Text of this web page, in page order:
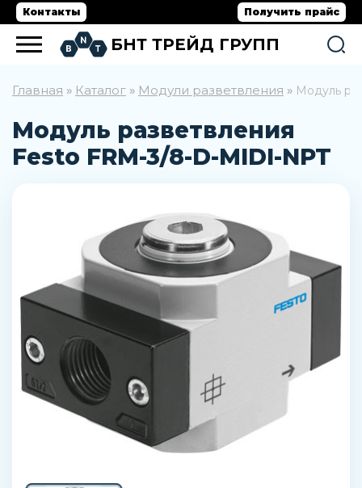
Контакты Получить прайс
БНТ ТРЕЙД ГРУПП
Главная » Каталог » Модули разветвления » Модуль
Модуль разветвления
Festo FRM-3/8-D-MIDI-NPT